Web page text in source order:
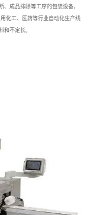
成品排除等工序的包装设备，
化工、医药等行业自动化生产线
和不定长。